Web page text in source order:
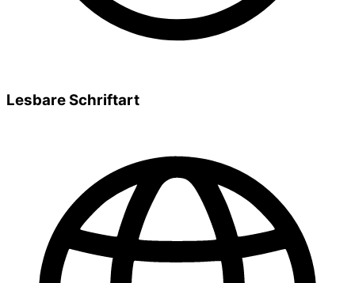
Lesbare Schriftart